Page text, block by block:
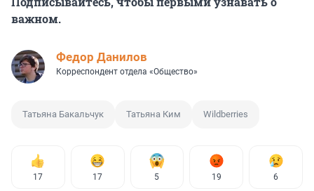
важном.
Федор Данилов
Корреспондент отдела «Общество»
Татьяна Бакальчук Татьяна Ким Wildberries
17 17 5 19 6